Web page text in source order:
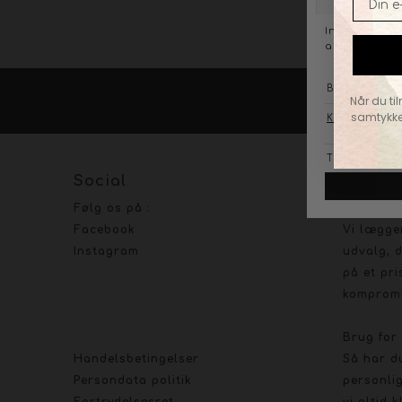
Social
Følg os på :
Facebook
Instagram
Handelsbetingelser
Persondata politik
Om
Vi
udvalg,
på et
Brug
Så har
Når du